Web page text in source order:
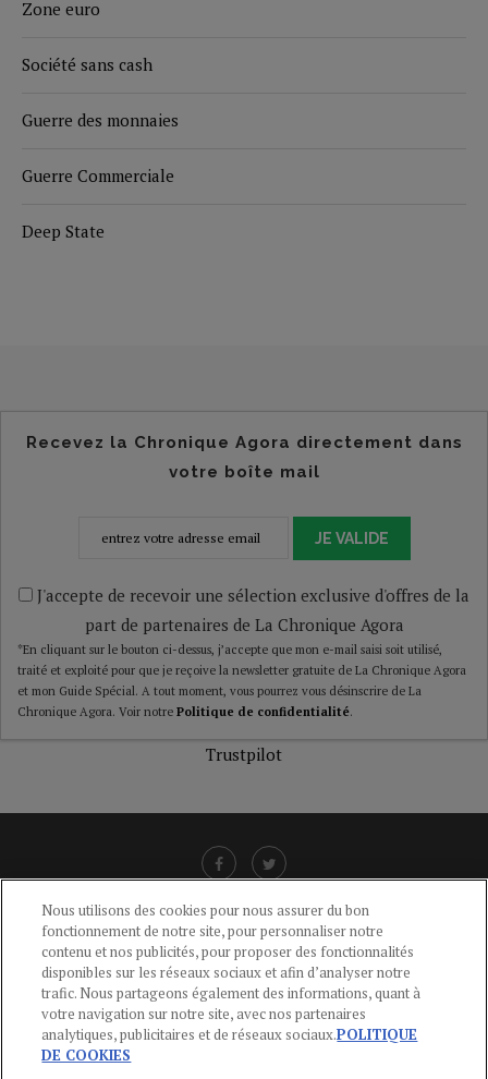
Zone euro
Société sans cash
Guerre des monnaies
Guerre Commerciale
Deep State
Recevez la Chronique Agora directement dans
votre boîte mail
JE VALIDE
J'accepte de recevoir une sélection exclusive d'offres de la
part de partenaires de La Chronique Agora
*En cliquant sur le bouton ci-dessus, j’accepte que mon e-mail saisi soit utilisé,
traité et exploité pour que je reçoive la newsletter gratuite de La Chronique Agora
et mon Guide Spécial. A tout moment, vous pourrez vous désinscrire de La
Chronique Agora. Voir notre Politique de confidentialité.
Trustpilot
CGU-POLITIQUE DE CONFIDENTIALITÉ -POLITIQUE DES COOKIES
MENTIONS LÉGALES -AIDE
CONTACT
Nous utilisons des cookies pour nous assurer du bon
fonctionnement de notre site, pour personnaliser notre
contenu et nos publicités, pour proposer des fonctionnalités
disponibles sur les réseaux sociaux et afin d’analyser notre
trafic. Nous partageons également des informations, quant à
votre navigation sur notre site, avec nos partenaires
analytiques, publicitaires et de réseaux sociaux.POLITIQUE
DE COOKIES